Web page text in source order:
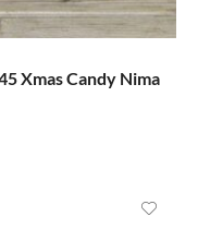
Xmas Candy Nima